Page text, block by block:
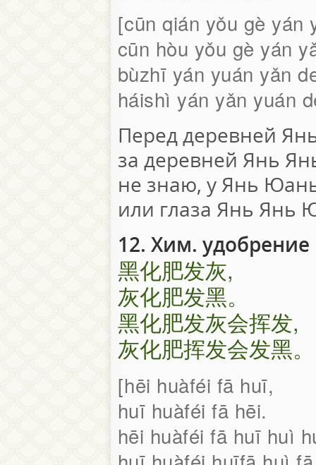
cūn qián yǒu gè yán
cūn hòu yǒu gè yán
bùzhī yán yuán yǎn
háishì yán yǎn yuán
Перед деревней
за деревней Янь
не знаю, у Янь
или глаза Янь Янь
12. Хим. удобрение
黑化肥发灰,
灰化肥发黑。
黑化肥发灰会挥发,
灰化肥挥发会发黑。
hēi huàféi fā huī,
huī huàféi fā hēi.
hēi huàféi fā huī huì